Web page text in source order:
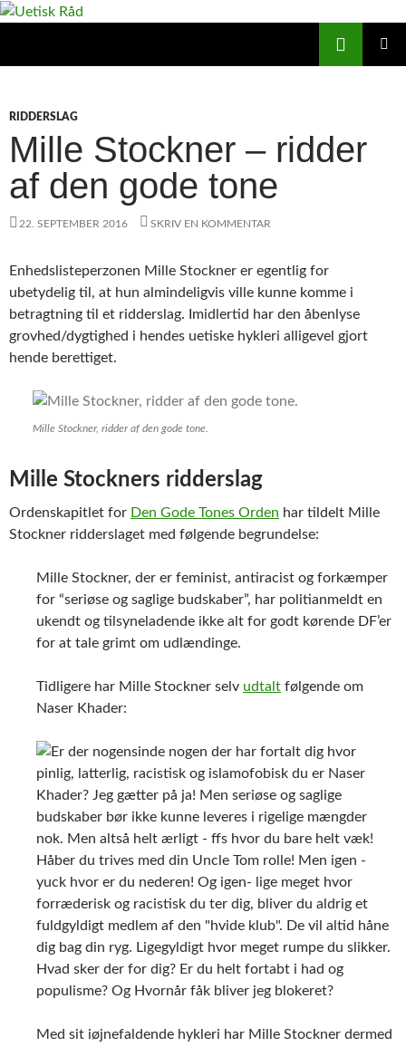
Hop
RIDDERSLAG
Mille Stockner – ridder
af den gode tone
22. SEPTEMBER 2016 SKRIV EN KOMMENTAR
Enhedslisteperzonen Mille Stockner er egentlig for
ubetydelig til, at hun almindeligvis ville kunne komme i
betragtning til et ridderslag. Imidlertid har den åbenlyse
grovhed/dygtighed i hendes uetiske hykleri alligevel gjort
hende berettiget.
Mille Stockner, ridder af den gode tone.
Mille Stockners ridderslag
Ordenskapitlet for Den Gode Tones Orden har tildelt Mille
Stockner ridderslaget med følgende begrundelse:
Mille Stockner, der er feminist, antiracist og forkæmper
for “seriøse og saglige budskaber”, har politianmeldt en
ukendt og tilsyneladende ikke alt for godt kørende DF’er
for at tale grimt om udlændinge.
Tidligere har Mille Stockner selv udtalt følgende om
Naser Khader:
Med sit iøjnefaldende hykleri har Mille Stockner dermed